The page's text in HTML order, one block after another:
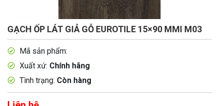
GẠCH ỐP LÁT GIẢ GỖ EUROTILE 15×90 MMI M03
Mã sản phẩm:
Xuất xứ: Chính hãng
Tình trạng: Còn hàng